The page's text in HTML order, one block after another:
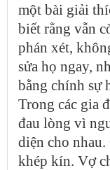
một bài giải
biết rằng vẫn
phán xét,
sửa họ ngay,
bằng chính sự
Trong các gia
đau lòng vì
diện cho nhau.
khép kín. Vợ